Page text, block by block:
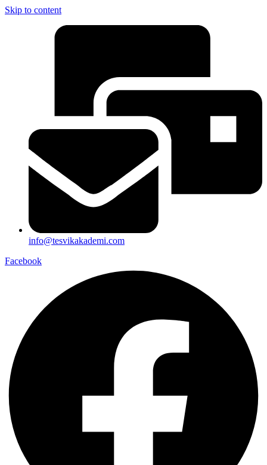
Skip to content
info@tesvikakademi.com
Facebook